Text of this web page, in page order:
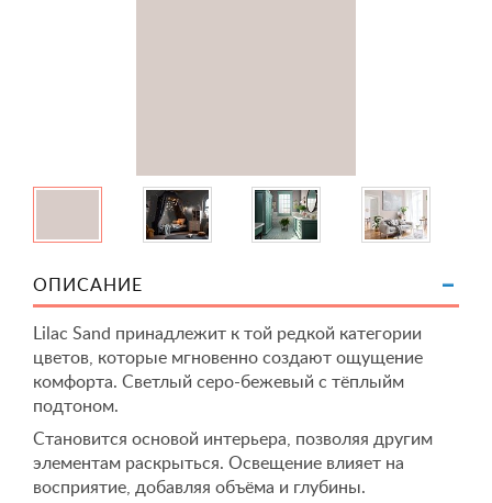
ОПИСАНИЕ
Lilac Sand принадлежит к той редкой категории
цветов, которые мгновенно создают ощущение
комфорта. Светлый серо-бежевый с тёплыйм
подтоном.
Становится основой интерьера, позволяя другим
элементам раскрыться. Освещение влияет на
восприятие, добавляя объёма и глубины.